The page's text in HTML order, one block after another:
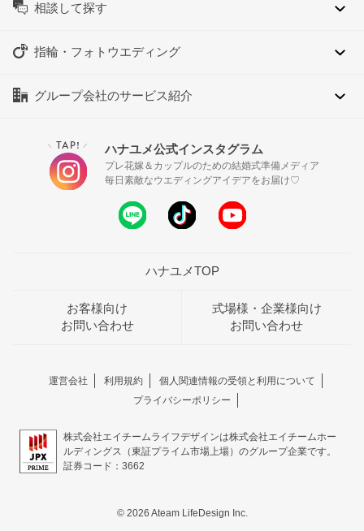
相談して探す
指輪・フォトウエディング
グループ会社のサービス紹介
＼ TAP! ／ ハナユメ公式インスタグラム
プレ花嫁＆カップルのための結婚式準備メディア
毎日素敵なウエディングアイデアをお届け♡
ハナユメTOP
お客様向け
お問い合わせ
式場様・企業様向け
お問い合わせ
運営会社 利用規約
個人関連情報の受領と利用について
プライバシーポリシー
株式会社エイチームライフデザインは株式会社エイチームホー
ルディングス（東証プライム市場上場）のグループ企業です。
証券コード：3662
© 2026 Ateam LifeDesign Inc.